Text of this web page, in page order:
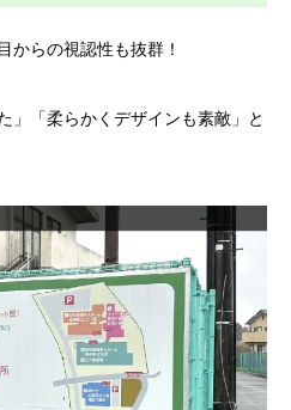
からの視認性も抜群！
」「柔らかくデザインも素敵」と